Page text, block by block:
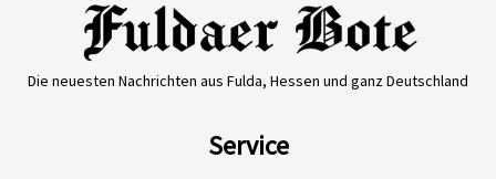
Die neuesten Nachrichten aus Fulda, Hessen und ganz Deutschland
Service